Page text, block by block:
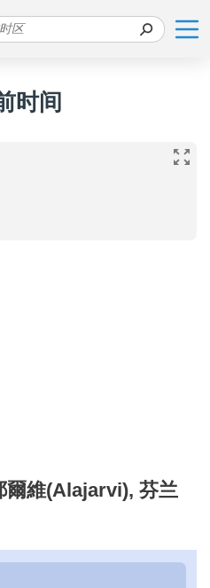
时间
爾維(Alajarvi), 芬兰